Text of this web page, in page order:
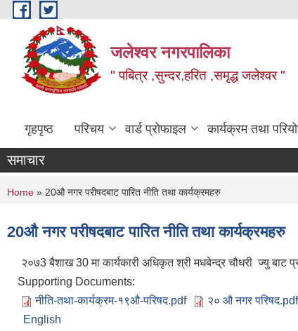
Skip to main content
जलेश्वर नगरपालिका
" पबित्र ,सुन्दर,हरित ,समृद्ध जलेश्वर "
गृहपृष्ठ परिचय वार्ड प्रोफाइल कार्यक्रम तथा
समाचार
You are here
Home » 20औ नगर परीषदबाट पारित नीति तथा कार्यक्रमहरु
20औ नगर परीषदबाट पारित नीति तथा कार्यक्रमहरु
२०७3 बैशाख 30 मा कार्यकारी अधिकृत श्री मधबेन्द्र चौधरी ज्यु बाट
Supporting Documents:
नीति-तथा-कार्यक्रम-१९औ-परिषद.pdf
२० औ नगर परिषद.pdf
English